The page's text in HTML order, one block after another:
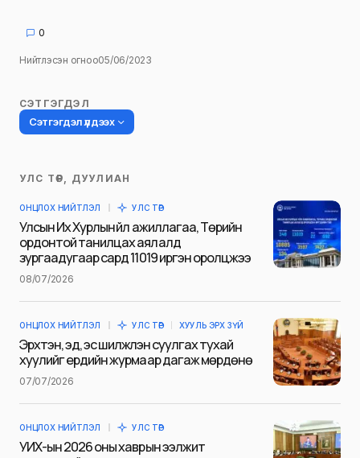
0
Нийтлэсэн огноо05/06/2023
СЭТГЭГДЭЛ
Сэтгэгдэл үлдээх
Таны имэйл хаягийг нийтлэхгүй.
тэмдэглэсэн
Сэтгэгдэл*
Name
УЛС ТӨР, ДУУЛИАН
ОНЦЛОХ НИЙТЛЭЛ УЛС ТӨР
Улсын Их Хурлын үйл ажиллагаа, Төрийн
ордонтой танилцах аялалд
зургаадугаар сард 11019 иргэн оролцжээ
08/07/2026
ОНЦЛОХ НИЙТЛЭЛ УЛС ТӨР ХУУЛЬ ЭРХ ЗҮЙ
Эрхтэн, эд, эс шилжүүлэн суулгах тухай
хуулийг ердийн журмаар дагаж мөрдөнө
07/07/2026
ОНЦЛОХ НИЙТЛЭЛ УЛС ТӨР
УИХ-ын 2026 оны хаврын ээлжит